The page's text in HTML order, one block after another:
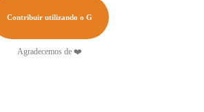
Contribuir utilizando o G
Agradecemos de ❤️